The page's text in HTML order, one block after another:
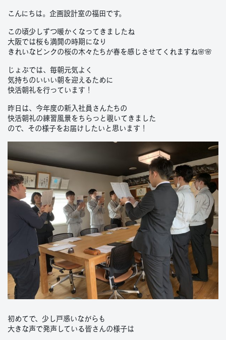
こんにちは。企画設計室の福田です。
この頃少しずつ暖かくなってきましたね
大阪では桜も満開の時期になり
きれいなピンクの桜の木々たちが春を感じさせてくれますね🌸🌸
じょぶでは、毎朝元気よく
気持ちのいいい朝を迎えるために
快活朝礼を行っています！
昨日は、今年度の新入社員さんたちの
快活朝礼の練習風景をちらっと覗いてきました
ので、その様子をお届けしたいと思います！
初めてで、少し戸惑いながらも
大きな声で発声している皆さんの様子は